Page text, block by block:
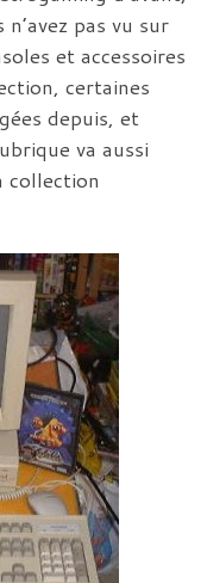
pas vu sur
et accessoires
certaines
depuis, et
va aussi
collection